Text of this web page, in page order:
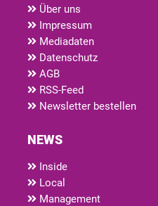
Über uns
Impressum
Mediadaten
Datenschutz
AGB
RSS-Feed
Newsletter bestellen
NEWS
Inside
Local
Management